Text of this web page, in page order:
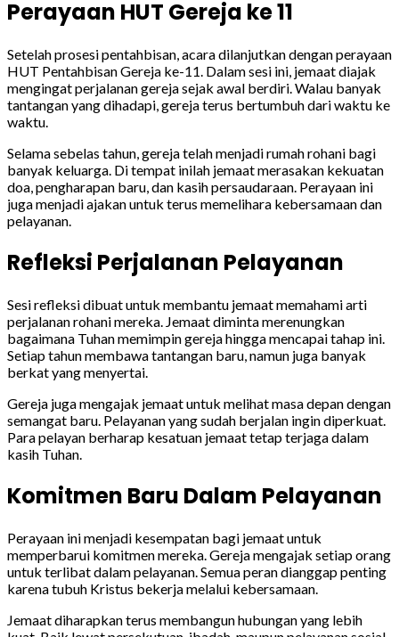
Perayaan HUT Gereja ke 11
Setelah prosesi pentahbisan, acara dilanjutkan dengan perayaan
HUT Pentahbisan Gereja ke-11. Dalam sesi ini, jemaat diajak
mengingat perjalanan gereja sejak awal berdiri. Walau banyak
tantangan yang dihadapi, gereja terus bertumbuh dari waktu ke
waktu.
Selama sebelas tahun, gereja telah menjadi rumah rohani bagi
banyak keluarga. Di tempat inilah jemaat merasakan kekuatan
doa, pengharapan baru, dan kasih persaudaraan. Perayaan ini
juga menjadi ajakan untuk terus memelihara kebersamaan dan
pelayanan.
Refleksi Perjalanan Pelayanan
Sesi refleksi dibuat untuk membantu jemaat memahami arti
perjalanan rohani mereka. Jemaat diminta merenungkan
bagaimana Tuhan memimpin gereja hingga mencapai tahap ini.
Setiap tahun membawa tantangan baru, namun juga banyak
berkat yang menyertai.
Gereja juga mengajak jemaat untuk melihat masa depan dengan
semangat baru. Pelayanan yang sudah berjalan ingin diperkuat.
Para pelayan berharap kesatuan jemaat tetap terjaga dalam
kasih Tuhan.
Komitmen Baru Dalam Pelayanan
Perayaan ini menjadi kesempatan bagi jemaat untuk
memperbarui komitmen mereka. Gereja mengajak setiap orang
untuk terlibat dalam pelayanan. Semua peran dianggap penting
karena tubuh Kristus bekerja melalui kebersamaan.
Jemaat diharapkan terus membangun hubungan yang lebih